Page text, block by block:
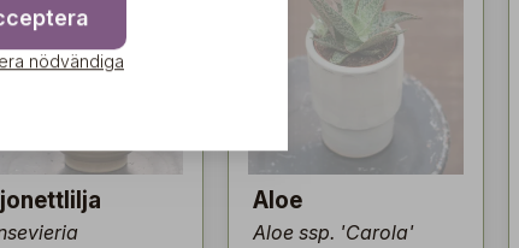
Aloe
Aloe ssp. 'Carola'
nödvändiga